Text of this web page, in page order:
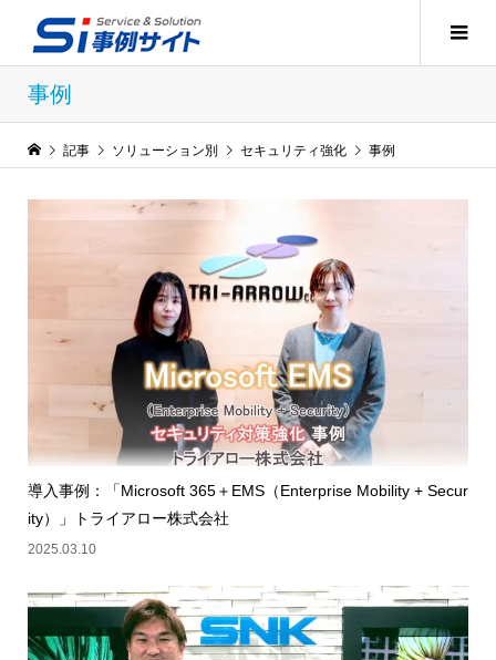
事例
記事 ソリューション別 セキュリティ強化 事例
導入事例：「Microsoft 365＋EMS（Enterprise Mobility + Secur
ity）」トライアロー株式会社
2025.03.10